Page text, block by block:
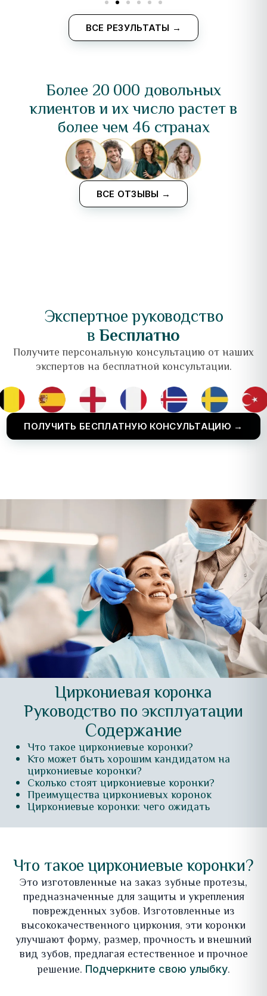
ВСЕ РЕЗУЛЬТАТЫ →
Более 20 000 довольных
клиентов и их число растет в
более чем 46 странах
ВСЕ ОТЗЫВЫ →
Экспертное руководство
вБесплатно
Получите персональную консультацию от наших
экспертов на бесплатной консультации.
ПОЛУЧИТЬ БЕСПЛАТНУЮ КОНСУЛЬТАЦИЮ →
Циркониевая коронка
Руководство по эксплуатации
Содержание
Что такое циркониевые коронки?
Кто может быть хорошим кандидатом на
циркониевые коронки?
Сколько стоят циркониевые коронки?
Преимущества циркониевых коронок
Циркониевые коронки: чего ожидать
Что такое циркониевые коронки?
Это изготовленные на заказ зубные протезы,
предназначенные для защиты и укрепления
поврежденных зубов. Изготовленные из
высококачественного циркония, эти коронки
улучшают форму, размер, прочность и внешний
вид зубов, предлагая естественное и прочное
решение. Подчеркните свою улыбку.